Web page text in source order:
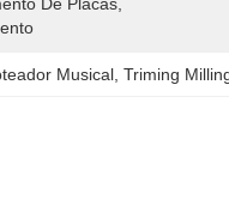
Musical , Triming